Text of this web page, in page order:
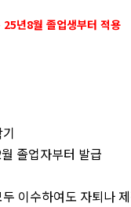
년8월 졸업생부터 적용
졸업자부터 발급
이수하여도 자퇴나